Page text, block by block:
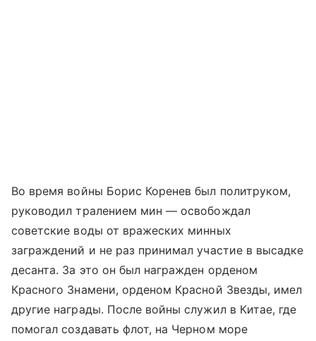
Во время войны Борис Коренев был политруком,
руководил тралением мин — освобождал
советские воды от вражеских минных
заграждений и не раз принимал участие в высадке
десанта. За это он был награжден орденом
Красного Знамени, орденом Красной Звезды, имел
другие награды. После войны служил в Китае, где
помогал создавать флот, на Черном море